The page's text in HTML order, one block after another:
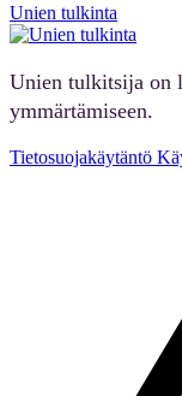
Unien tulkinta
Unien tulkitsija on
ymmärtämiseen.
Tietosuojakäytäntö